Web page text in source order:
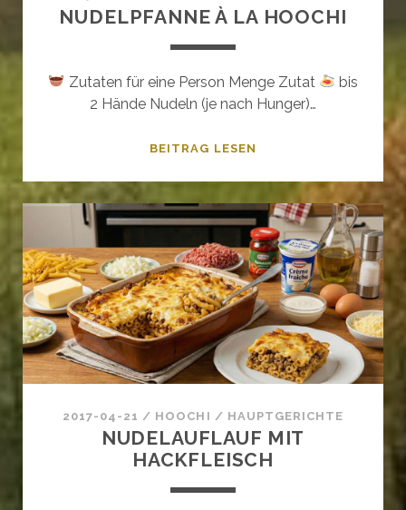
NUDELPFANNE À LA HOOCHI
Zutaten für eine Person Menge Zutat
bis
2 Hände Nudeln (je nach Hunger)…
BEITRAG LESEN
HOOCHI
2017-04-21 / HOOCHI / HAUPTGERICHTE
NUDELAUFLAUF MIT
HACKFLEISCH